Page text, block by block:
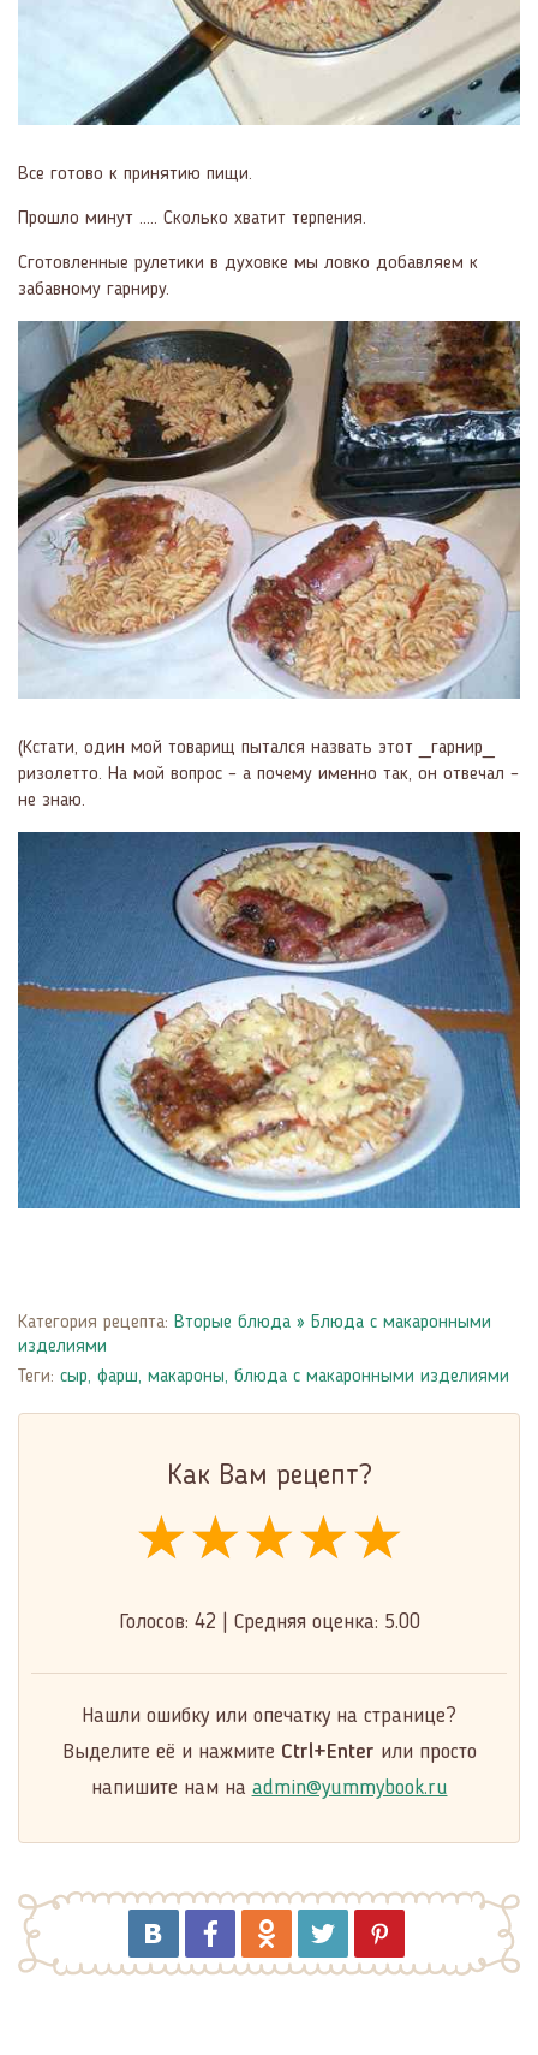
Все готово к принятию пищи.
Прошло минут ….. Сколько хватит терпения.
Сготовленные рулетики в духовке мы ловко добавляем к
забавному гарниру.
(Кстати, один мой товарищ пытался назвать этот _гарнир_
ризолетто. На мой вопрос – а почему именно так, он отвечал –
не знаю.
Категория рецепта: Вторые блюда » Блюда с макаронными
изделиями
Теги: сыр, фарш, макароны, блюда с макаронными изделиями
Как Вам рецепт?
★★★★★
★★★★★
★★★★★
Голосов: 42 Средняя оценка: 5.00
Нашли ошибку или опечатку на странице?
Выделите её и нажмите Ctrl+Enter или просто
напишите нам на admin@yummybook.ru